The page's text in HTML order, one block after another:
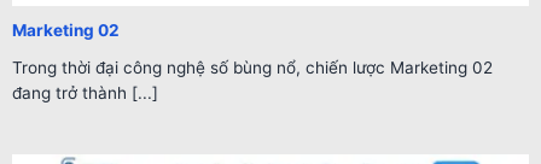
Marketing 02
Trong thời đại công nghệ số bùng nổ, chiến lược Marketing 02
đang trở thành [...]